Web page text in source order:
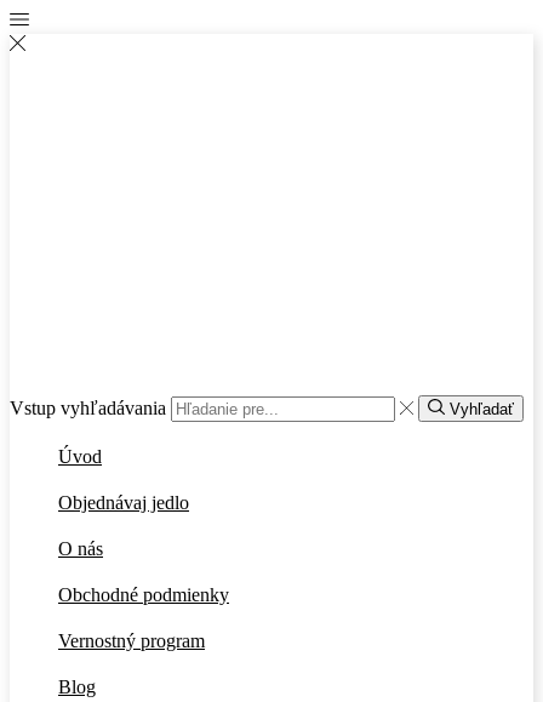
Vstup vyhľadávania Vyhľadať
Úvod
Objednávaj jedlo
O nás
Obchodné podmienky
Vernostný program
Blog